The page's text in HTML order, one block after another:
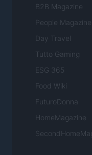
B2B Magazine
People Magazine
Day Travel
Tutto Gaming
ESG 365
Food Wiki
FuturoDonna
HomeMagazine